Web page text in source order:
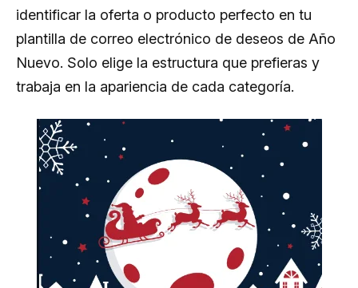
identificar la oferta o producto perfecto en tu
plantilla de correo electrónico de deseos de Año
Nuevo. Solo elige la estructura que prefieras y
trabaja en la apariencia de cada categoría.